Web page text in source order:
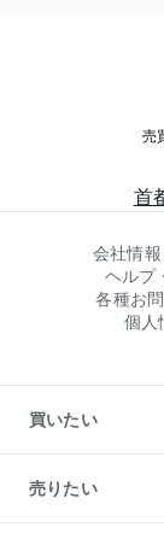
売
首
会社情報
ヘルプ
各種お
個人
買いたい
新築・分譲マンショ
中古マンションの購入
一戸建ての購入
売りたい